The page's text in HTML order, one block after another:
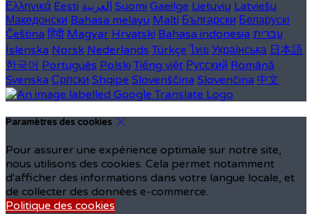
Ελληνικά Eesti العربية Suomi Gaeilge Lietuvių Latviešu
Македонски Bahasa melayu Malti Български Беларускі
Čeština हिंदी Magyar Hrvatski Bahasa indonesia עברית
Íslenska Norsk Nederlands Türkçe ไทย Українська 日本語
한국어 Português Polski Tiếng việt Русский Română
Svenska Српски Shqipe Slovenščina Slovenčina 中文
Paramètres des cookies
Pour assurer une expérience optimale sur notre site,
nous utilisons des cookies. Cela permet notamment
d'afficher des informations dans votre langue locale, et
de collecter des données e-commerce.
Politique des cookies